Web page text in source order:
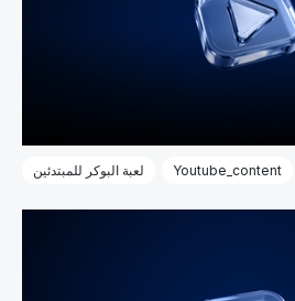
لعبة البوكر للمبتدئين Youtube_content